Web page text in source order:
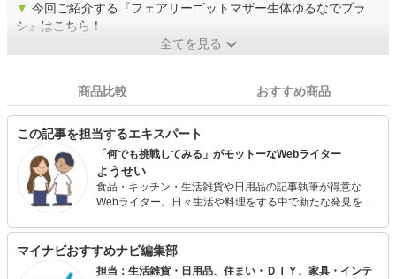
▼ 今回ご紹介する『フェアリーゴットマザー生体ゆるなでブラ
シ』はこちら！
全てを見る
商品比較 おすすめ商品
この記事を担当するエキスパート
「何でも挑戦してみる」がモットーなWebライター
ようせい
食品・キッチン・生活雑貨や日用品の記事執筆が得意な
Webライター。日々生活や料理をする中で新たな発見を楽
者の方からの辛口意見をはじめ、さまざまなご意見に耳を
傾けながら記事作りに全力を注ぎます。
マイナビおすすめナビ編集部
担当：生活雑貨・日用品、住まい・ＤＩＹ、家具・インテ